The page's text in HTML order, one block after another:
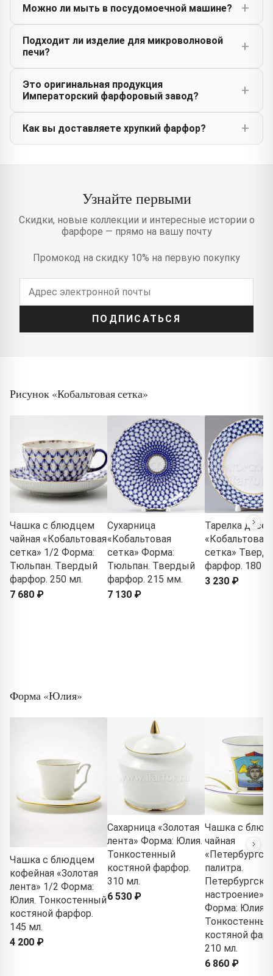
Можно ли мыть в посудомоечной машине?
Подходит ли изделие для микроволновой
печи?
Это оригинальная продукция
Императорский фарфоровый завод?
Как вы доставляете хрупкий фарфор?
Узнайте первыми
Скидки, новые коллекции и интересные истории о
фарфоре — прямо на вашу почту
Промокод на скидку 10% на первую покупку
ПОДПИСАТЬСЯ
Рисунок «Кобальтовая сетка»
Чашка с блюдцем
чайная «Кобальтовая
сетка» 1/2 Форма:
Тюльпан. Твердый
фарфор. 250 мл.
7 680 ₽
Сухарница
«Кобальтовая
сетка» Форма:
Тюльпан. Твердый
фарфор. 215 мм.
7 130 ₽
Тарелка
«Кобальтовая
сетка»
фарфор. 180
3 230 ₽
Форма «Юлия»
Чашка с блюдцем
кофейная «Золотая
лента» 1/2 Форма:
Юлия. Тонкостенный
костяной фарфор.
145 мл.
4 200 ₽
Сахарница «Золотая
лента» Форма: Юлия.
Тонкостенный
костяной фарфор.
310 мл.
6 530 ₽
Чашка с
чайная
палитра.
настроение»
Форма: Юлия.
Тонкостенный
костяной
210 мл.
6 860 ₽